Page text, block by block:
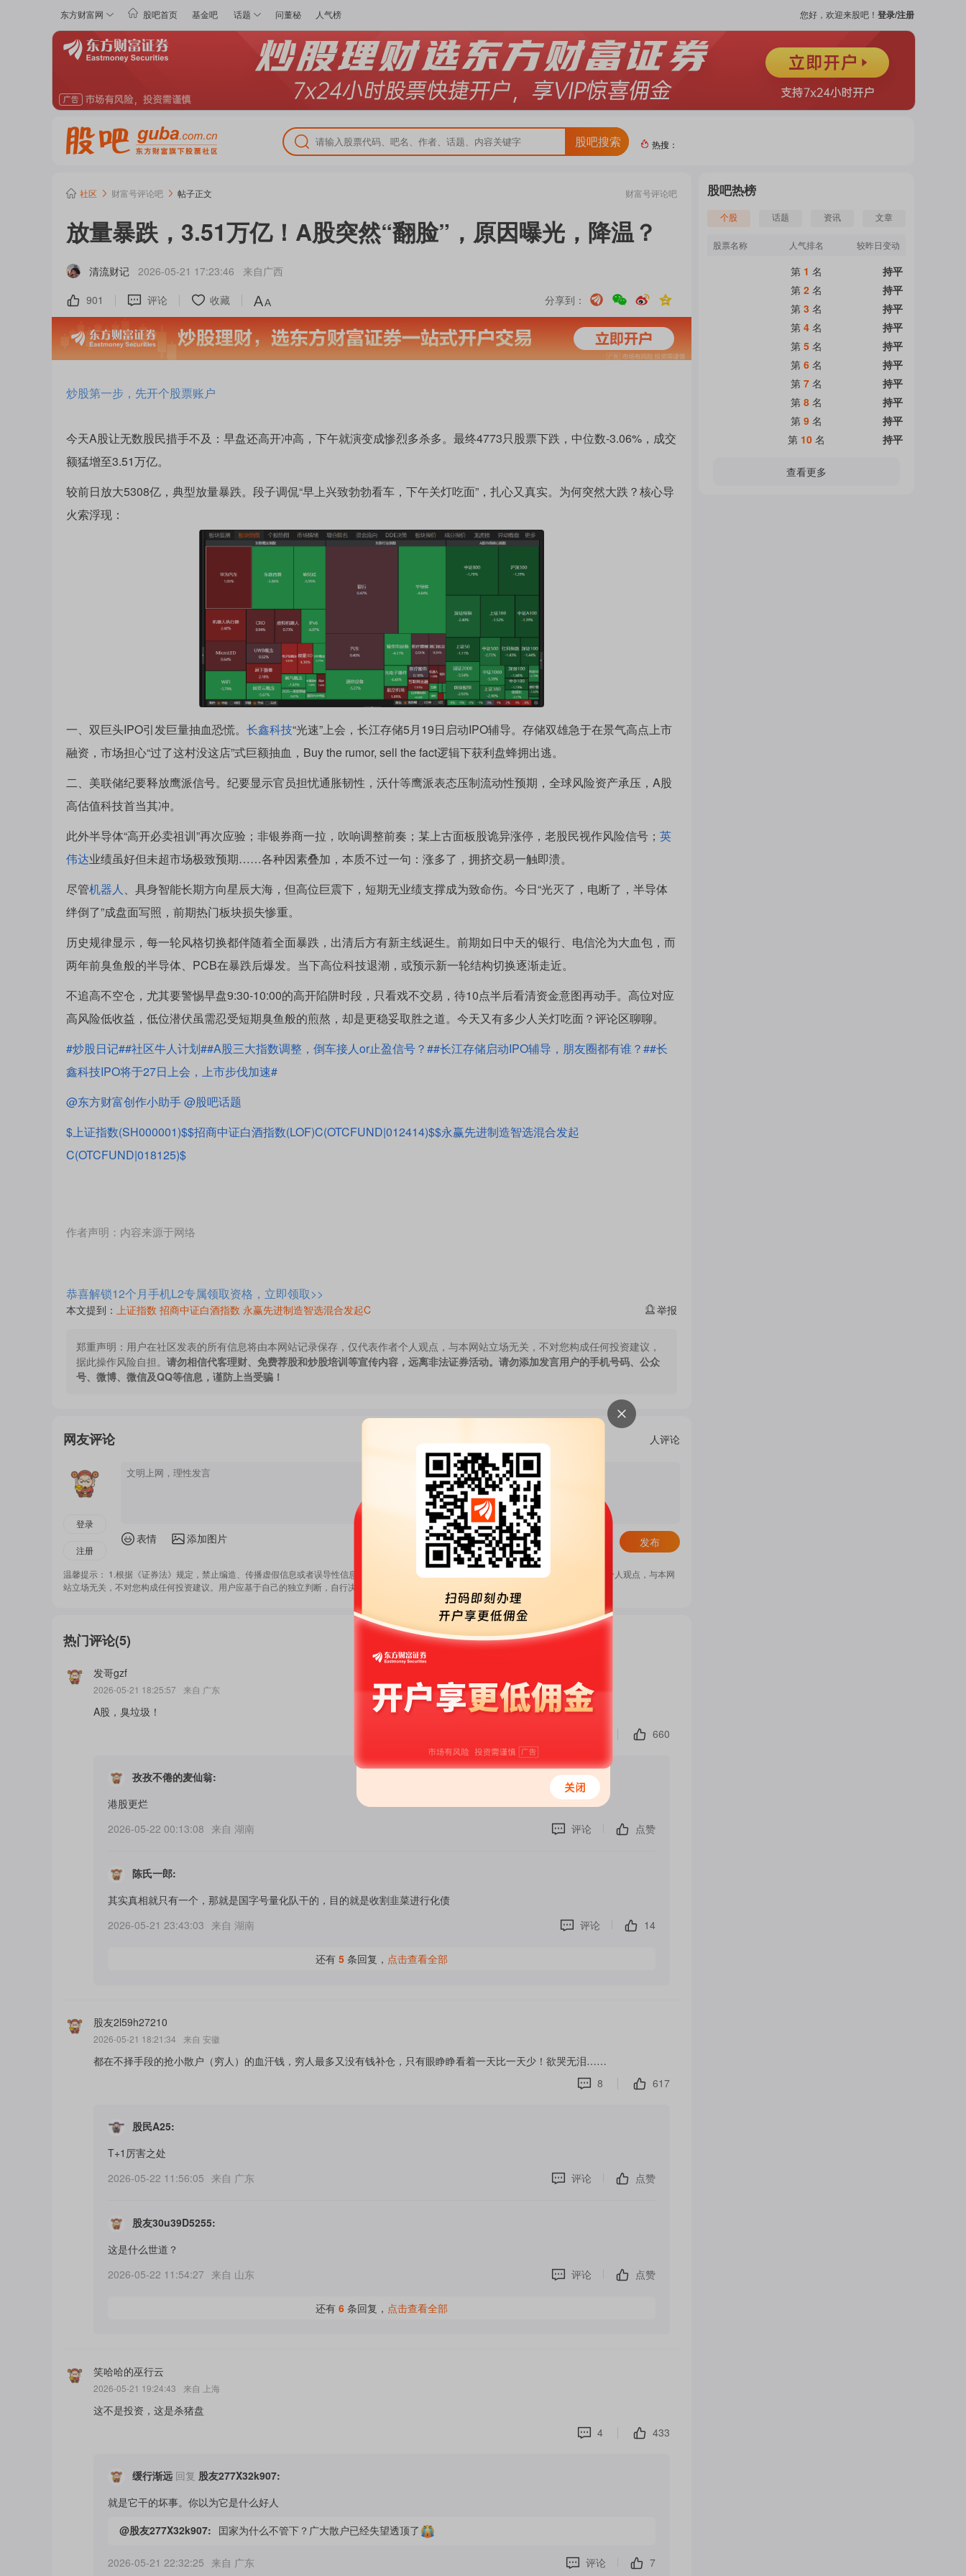
东方财富网 股吧首页 基金吧 话题 问董秘 人气榜 您好，欢迎来股吧！ 登录/注册
股吧搜索
热门
热
主
题
概
念
吧
关
注
热搜：
社区 财富号评论吧 帖子正文 财富号评论吧
放量暴跌，3.51万亿！A股突然“翻脸”，原因曝光，降温？
清流财记 2026-05-21 17:23:46 来自广西
901
评论 收藏 分享到：
炒股第一步，先开个股票账户
今天A股让无数股民措手不及：早盘还高开冲高，下午就演变成惨烈多杀多。最终4773只股票下跌，中位数-3.06%，成交
额猛增至3.51万亿。
较前日放大5308亿，典型放量暴跌。段子调侃“早上兴致勃勃看车，下午关灯吃面”，扎心又真实。为何突然大跌？核心导
火索浮现：
一、双巨头IPO引发巨量抽血恐慌。 长鑫科技“光速”上会，长江存储5月19日启动IPO辅导。存储双雄急于在景气高点上市
融资，市场担心“过了这村没这店”式巨额抽血，Buy the rumor, sell the fact逻辑下获利盘蜂拥出逃。
二、美联储纪要释放鹰派信号。纪要显示官员担忧通胀韧性，沃什等鹰派表态压制流动性预期，全球风险资产承压，A股
高估值科技首当其冲。
此外半导体“高开必卖祖训”再次应验；非银券商一拉，吹响调整前奏；某上古面板股诡异涨停，老股民视作风险信号； 英
伟达业绩虽好但未超市场极致预期……各种因素叠加，本质不过一句：涨多了，拥挤交易一触即溃。
尽管机器人 、具身智能长期方向星辰大海，但高位巨震下，短期无业绩支撑成为致命伤。今日“光灭了，电断了，半导体
绊倒了”成盘面写照，前期热门板块损失惨重。
历史规律显示，每一轮风格切换都伴随着全面暴跌，出清后方有新主线诞生。前期如日中天的银行、电信沦为大血包，而
两年前臭鱼般的半导体、PCB在暴跌后爆发。当下高位科技退潮，或预示新一轮结构切换逐渐走近。
不追高不空仓，尤其要警惕早盘9:30-10:00的高开陷阱时段，只看戏不交易，待10点半后看清资金意图再动手。高位对应
高风险低收益，低位潜伏虽需忍受短期臭鱼般的煎熬，却是更稳妥取胜之道。今天又有多少人关灯吃面？评论区聊聊。
#炒股日记##社区牛人计划##A股三大指数调整，倒车接人or止盈信号？##长江存储启动IPO辅导，朋友圈都有谁？##长
鑫科技IPO将于27日上会，上市步伐加速#
@东方财富创作小助手@股吧话题
$上证指数(SH000001)$$招商中证白酒指数(LOF)C(OTCFUND|012414)$$永赢先进制造智选混合发起
C(OTCFUND|018125)$
作者声明：内容来源于网络
恭喜解锁12个月手机L2专属领取资格，立即领取>>
本文提到： 上证指数 招商中证白酒指数 永赢先进制造智选混合发起C 举报
郑重声明： 用户在社区发表的所有信息将由本网站记录保存，仅代表作者个人观点，与本网站立场无关，不对您构成任何投资建议，
据此操作风险自担。 请勿相信代客理财、免费荐股和炒股培训等宣传内容，远离非法证券活动。请勿添加发言用户的手机号码、公众
号、微博、微信及QQ等信息，谨防上当受骗！
网友评论 人评论
登录
注册
表情 添加图片 发布
温馨提示： 1.根据《证券法》规定，禁止编造、传播虚假信息或者误导性信息，扰乱证券市场；2.用户在本社区发表的所有资料、言论等仅代表个人观点，与本网
站立场无关，不对您构成任何投资建议。用户应基于自己的独立判断，自行决定证券投资并承担相应风险。
热门评论(5)
发哥gzf
2026-05-21 18:25:57 来自 广东
A股，臭垃圾！
660
孜孜不倦的麦仙翁:
港股更烂
2026-05-22 00:13:08 来自 湖南 评论 点赞
陈氏一郎:
其实真相就只有一个，那就是国字号量化队干的，目的就是收割韭菜进行化债
2026-05-21 23:43:03 来自 湖南 评论 14
还有 5 条回复， 点击查看全部
股友2l59h27210
2026-05-21 18:21:34 来自 安徽
都在不择手段的抢小散户（穷人）的血汗钱，穷人最多又没有钱补仓，只有眼睁睁看着一天比一天少！欲哭无泪……
8
617
股民A25:
T+1厉害之处
2026-05-22 11:56:05 来自 广东 评论 点赞
股友30u39D5255:
这是什么世道？
2026-05-22 11:54:27 来自 山东 评论 点赞
还有 6 条回复， 点击查看全部
笑哈哈的巫行云
2026-05-21 19:24:43 来自 上海
这不是投资，这是杀猪盘
4
433
缓行渐远 回复 股友277X32k907:
就是它干的坏事。你以为它是什么好人
@股友277X32k907: 囯家为什么不管下？广大散户已经失望透顶了
2026-05-21 22:32:25 来自 广东 评论 7
股吧热榜
个股 话题 资讯 文章
股票名称 人气排名 较昨日变动
第 1 名
持平
第 2 名
持平
第 3 名
持平
第 4 名
持平
第 5 名
持平
第 6 名
持平
第 7 名
持平
第 8 名
持平
第 9 名
持平
第 10 名 持平
查看更多